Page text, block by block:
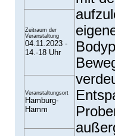
Zeitraum der
Veranstaltung
04.11.2023 -
14.-18 Uhr
Veranstaltungsort
Hamburg-
Hamm